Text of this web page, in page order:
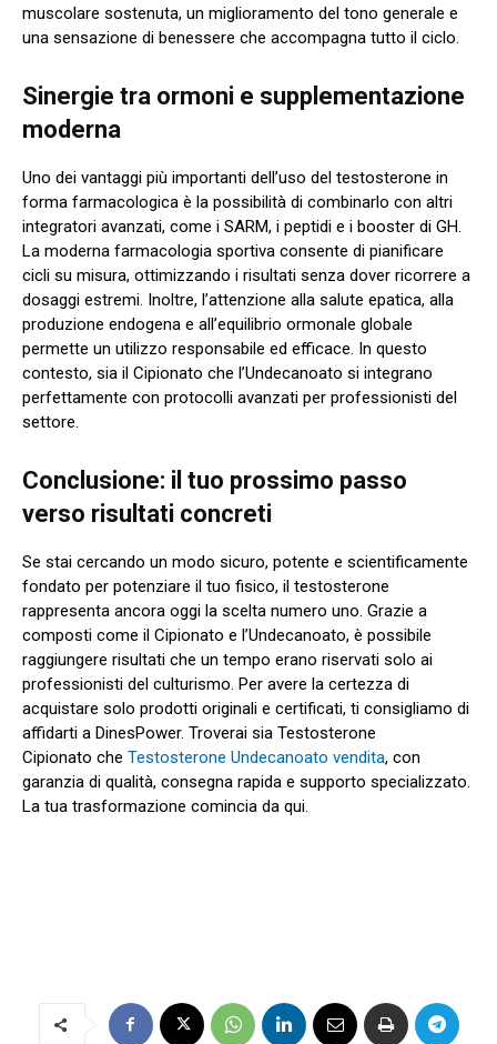
muscolare sostenuta, un miglioramento del tono generale e
una sensazione di benessere che accompagna tutto il ciclo.
Sinergie tra ormoni e supplementazione
moderna
Uno dei vantaggi più importanti dell’uso del testosterone in
forma farmacologica è la possibilità di combinarlo con altri
integratori avanzati, come i SARM, i peptidi e i booster di GH.
La moderna farmacologia sportiva consente di pianificare
cicli su misura, ottimizzando i risultati senza dover ricorrere a
dosaggi estremi. Inoltre, l’attenzione alla salute epatica, alla
produzione endogena e all’equilibrio ormonale globale
permette un utilizzo responsabile ed efficace. In questo
contesto, sia il Cipionato che l’Undecanoato si integrano
perfettamente con protocolli avanzati per professionisti del
settore.
Conclusione: il tuo prossimo passo
verso risultati concreti
Se stai cercando un modo sicuro, potente e scientificamente
fondato per potenziare il tuo fisico, il testosterone
rappresenta ancora oggi la scelta numero uno. Grazie a
composti come il Cipionato e l’Undecanoato, è possibile
raggiungere risultati che un tempo erano riservati solo ai
professionisti del culturismo. Per avere la certezza di
acquistare solo prodotti originali e certificati, ti consigliamo di
affidarti a DinesPower. Troverai sia Testosterone
Cipionato che Testosterone Undecanoato vendita, con
garanzia di qualità, consegna rapida e supporto specializzato.
La tua trasformazione comincia da qui.